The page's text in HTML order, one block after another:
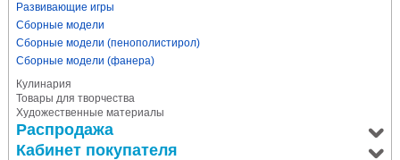
Развивающие игры
Сборные модели
Сборные модели (пенополистирол)
Сборные модели (фанера)
Кулинария
Товары для творчества
Художественные материалы
Распродажа
Кабинет покупателя